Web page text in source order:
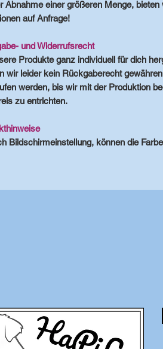
Abnahme einer größeren Menge, bieten
auf Anfrage!
und Widerrufsrecht
Produkte ganz individuell für dich
wir leider kein Rückgaberecht
werden, bis wir mit der Produktion
zu entrichten.
Bildschirmeinstellung, können die